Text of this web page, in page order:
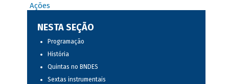
Ações
NESTA SEÇÃO
Programação
História
Quintas no BNDES
Sextas instrumentais